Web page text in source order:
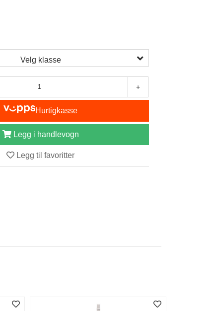
Velg klasse
+
Hurtigkasse
Legg i handlevogn
Legg til favoritter